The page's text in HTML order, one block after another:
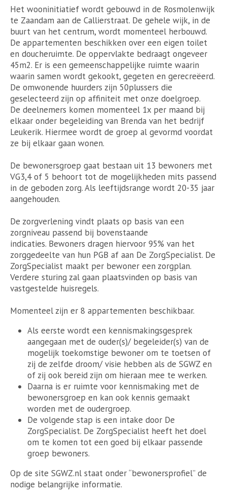
Het wooninitiatief wordt gebouwd in de Rosmolenwijk
te Zaandam aan de Callierstraat. De gehele wijk, in de
buurt van het centrum, wordt momenteel herbouwd.
De appartementen beschikken over een eigen toilet
en doucheruimte. De oppervlakte bedraagt ongeveer
45m2. Er is een gemeenschappelijke ruimte waarin
waarin samen wordt gekookt, gegeten en gerecreëerd.
De omwonende huurders zijn 50plussers die
geselecteerd zijn op affiniteit met onze doelgroep.
De deelnemers komen momenteel 1x per maand bij
elkaar onder begeleiding van Brenda van het bedrijf
Leukerik. Hiermee wordt de groep al gevormd voordat
ze bij elkaar gaan wonen.
De bewonersgroep gaat bestaan uit 13 bewoners met
VG3,4 of 5 behoort tot de mogelijkheden mits passend
in de geboden zorg. Als leeftijdsrange wordt 20-35 jaar
aangehouden.
De zorgverlening vindt plaats op basis van een
zorgniveau passend bij bovenstaande
indicaties. Bewoners dragen hiervoor 95% van het
zorggedeelte van hun PGB af aan De ZorgSpecialist. De
ZorgSpecialist maakt per bewoner een zorgplan.
Verdere sturing zal gaan plaatsvinden op basis van
vastgestelde huisregels.
Momenteel zijn er 8 appartementen beschikbaar.
Als eerste wordt een kennismakingsgesprek
aangegaan met de ouder(s)/ begeleider(s) van de
mogelijk toekomstige bewoner om te toetsen of
zij de zelfde droom/ visie hebben als de SGWZ en
of zij ook bereid zijn om hieraan mee te werken.
Daarna is er ruimte voor kennismaking met de
bewonersgroep en kan ook kennis gemaakt
worden met de oudergroep.
De volgende stap is een intake door De
ZorgSpecialist. De ZorgSpecialist heeft het doel
om te komen tot een goed bij elkaar passende
groep bewoners.
Op de site SGWZ.nl staat onder “bewonersprofiel” de
nodige belangrijke informatie.